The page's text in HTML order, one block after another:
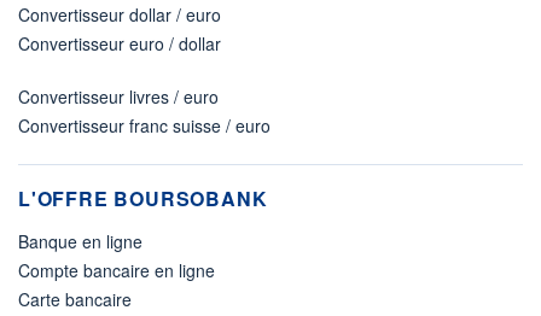
Convertisseur dollar / euro
Convertisseur euro / dollar
Convertisseur livres / euro
Convertisseur franc suisse / euro
L'OFFRE BOURSOBANK
Banque en ligne
Compte bancaire en ligne
Carte bancaire